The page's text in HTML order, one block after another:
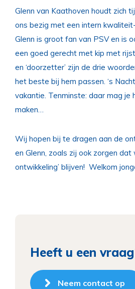
Glenn van Kaathoven houdt zich
ons bezig met een intern
Glenn is groot fan van PSV en is
een goed gerecht met kip met rijst.
en ‘doorzetter’ zijn de drie
het beste bij hem passen. ‘s
vakantie. Tenminste: daar mag je
maken…
Wij hopen bij te dragen aan de
en Glenn, zoals zij ook zorgen dat
ontwikkeling’ blijven! Welkom
Heeft u een
Neem contact op